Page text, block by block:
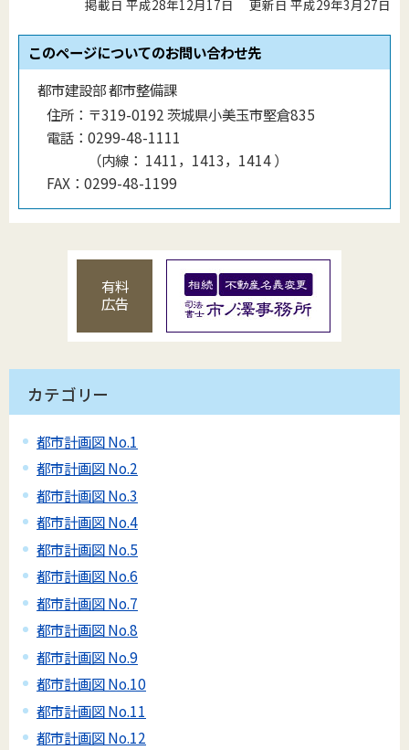
掲載日 平成28年12月17日 更新日 平成29年3月27日
このページについてのお問い合わせ先
都市建設部 都市整備課
住所： 〒319-0192 茨城県小美玉市堅倉835
電話： 0299-48-1111
（内線 ： 1411，1413，1414）
FAX： 0299-48-1199
有料
広告
カテゴリー
都市計画図 No.1
都市計画図 No.2
都市計画図 No.3
都市計画図 No.4
都市計画図 No.5
都市計画図 No.6
都市計画図 No.7
都市計画図 No.8
都市計画図 No.9
都市計画図 No.10
都市計画図 No.11
都市計画図 No.12